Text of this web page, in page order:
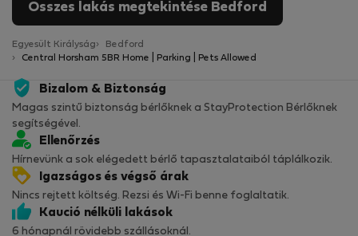
Összes lakás megtekintése Bedford
Egyesült Királyság
Bedford
Central Horsham 5BR Home | Parking | Pets Allowed
Bizalom & Biztonság
Magas szintű biztonság bérlőknek a StayProtection Bérlőknek
segítségével.
Ellenőrzés
Hírnevünk a sok elégedett bérlő tapasztalataiból táplálkozik.
Igazságos és végső árak
Nincs rejtett költség. Rezsi és Wi-Fi benne foglaltatik.
Kaució nélküli lakások
6 hónapnál rövidebb szállásoknál.